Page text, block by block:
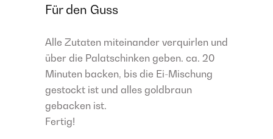
Für den Guss
Alle Zutaten miteinander verquirlen und
über die Palatschinken geben. ca. 20
Minuten backen, bis die Ei-Mischung
gestockt ist und alles goldbraun
gebacken ist.
Fertig!